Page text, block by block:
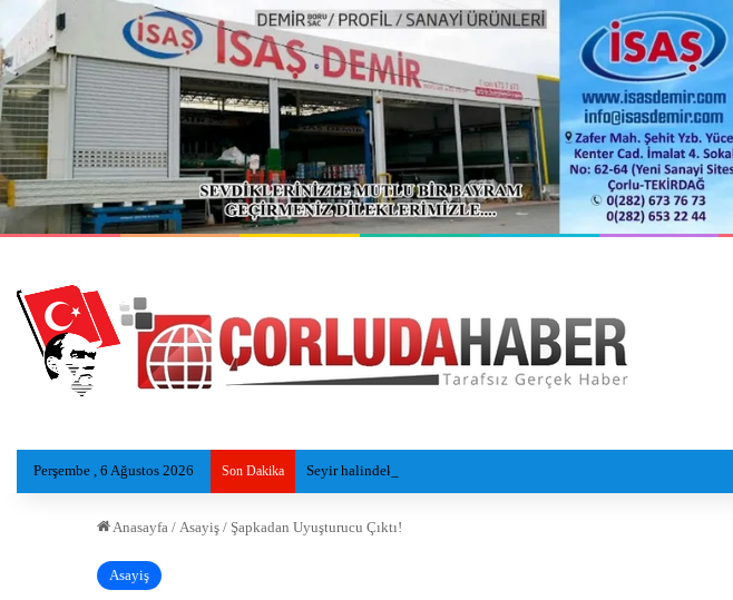
Perşembe , 6 Ağustos 2026 Son Dakika Seyir halindeki TIR, yangında hasar gördü
Anasayfa / Asayiş / Şapkadan Uyuşturucu Çıktı!
Asayiş